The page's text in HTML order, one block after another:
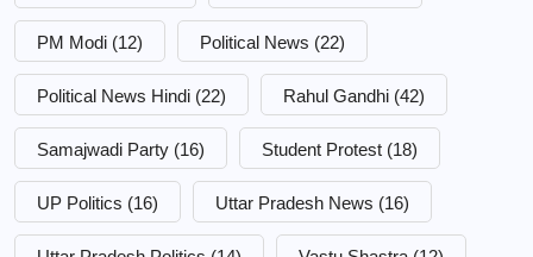
PM Modi (12) Political News (22)
Political News Hindi (22) Rahul Gandhi (42)
Samajwadi Party (16) Student Protest (18)
UP Politics (16) Uttar Pradesh News (16)